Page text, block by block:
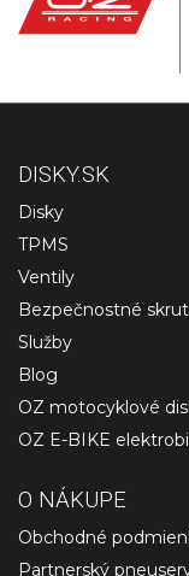
DISKY.SK
Disky
TPMS
Ventily
Bezpečnostné
Služby
Blog
OZ motocyklové
OZ E-BIKE
O NÁKUPE
Obchodné
Partnerský